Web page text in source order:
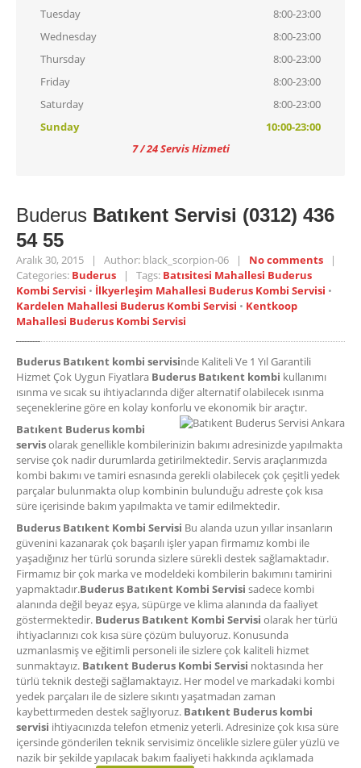
Tuesday
8:00-23:00
Wednesday
8:00-23:00
Thursday
8:00-23:00
Friday
8:00-23:00
Saturday
8:00-23:00
Sunday
10:00-23:00
7 / 24 Servis Hizmeti
Buderus Batıkent Servisi (0312) 436
54 55
Aralık 30, 2015 | Author: black_scorpion-06 | No comments |
Categories: Buderus | Tags: Batısitesi Mahallesi Buderus
Kombi Servisi • İlkyerleşim Mahallesi Buderus Kombi Servisi •
Kardelen Mahallesi Buderus Kombi Servisi • Kentkoop
Mahallesi Buderus Kombi Servisi
Buderus Batıkent kombi servisinde Kaliteli Ve 1 Yıl Garantili
Hizmet Çok Uygun Fiyatlara Buderus Batıkent kombi kullanımı
ısınma ve sıcak su ihtiyaclarında diğer alternatif olabilecek ısınma
seçeneklerine göre en kolay konforlu ve ekonomik bir araçtır.
Batıkent Buderus kombi
servisolarak genellikle kombilerinizin bakımı adresinizde yapılmakta
servise çok nadir durumlarda getirilmektedir. Servis araçlarımızda
kombi bakımı ve tamiri esnasında gerekli olabilecek çok çeşitli yedek
parçalar bulunmakta olup kombinin bulunduğu adreste çok kısa
süre içerisinde bakım yapılmakta ve tamir edilmektedir.
Buderus Batıkent Kombi Servisi Bu alanda uzun yıllar insanların
güvenini kazanarak çok başarılı işler yapan firmamız kombi ile
yaşadığınız her türlü sorunda sizlere sürekli destek sağlamaktadır.
Firmamız bir çok marka ve modeldeki kombilerin bakımını tamirini
yapmaktadır.Buderus Batıkent Kombi Servisi sadece kombi
alanında değil beyaz eşya, süpürge ve klima alanında da faaliyet
göstermektedir. Buderus Batıkent Kombi Servisi olarak her türlü
ihtiyaclarınızı cok kısa süre çözüm buluyoruz. Konusunda
uzmanlasmiş ve eğitimli personeli ile sizlere çok kaliteli hizmet
sunmaktayız. Batıkent Buderus Kombi Servisi noktasında her
türlü teknik desteği sağlamaktayız. Her model ve markadaki kombi
yedek parçaları ile de sizlere sıkıntı yaşatmadan zaman
kaybettırmeden destek sağlıyoruz. Batıkent Buderus kombi
servisi ihtiyacınızda telefon etmeniz yeterli. Adresinize çok kısa süre
içersinde gönderilen teknik servisimiz öncelikle sizlere güler yüzlü ve
nazik bir şekilde yapılacak bakım faaliyeti hakkında açıklamada